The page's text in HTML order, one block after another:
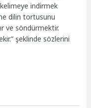
indirmek
dilin tortusunu
ve söndürmektir.
şeklinde sözlerini